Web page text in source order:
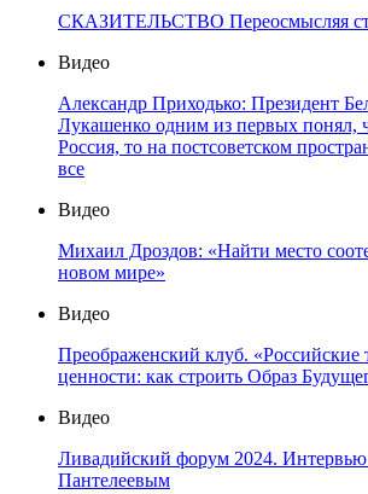
СКАЗИТЕЛЬСТВО Переосмысляя
Видео
Александр Приходько: Президент
Лукашенко одним из первых понял,
Россия, то на постсоветском
все
Видео
Михаил Дроздов: «Найти место
новом мире»
Видео
Преображенский клуб. «Российские
ценности: как строить Образ
Видео
Ливадийский форум 2024. Интервью
Пантелеевым